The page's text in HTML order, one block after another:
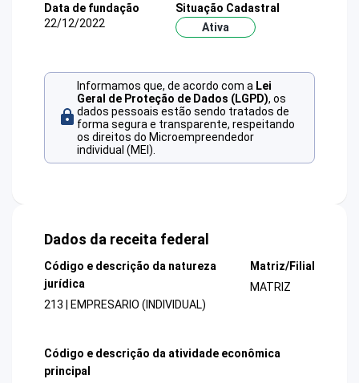
Data de fundação
22/12/2022
Situação Cadastral
Ativa
Informamos que, de acordo com a Lei
Geral de Proteção de Dados (LGPD), os
dados pessoais estão sendo tratados de
forma segura e transparente, respeitando
os direitos do Microempreendedor
individual (MEI).
Dados da receita federal
Código e descrição da natureza
jurídica
213 | EMPRESARIO (INDIVIDUAL)
Matriz/Filial
MATRIZ
Código e descrição da atividade econômica
principal